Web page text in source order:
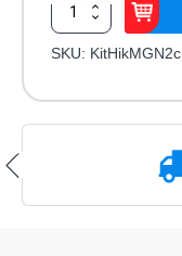
Cantitate
Kit
2
SKU: